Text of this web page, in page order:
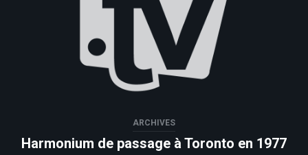
ARCHIVES
Harmonium de passage à Toronto en 1977